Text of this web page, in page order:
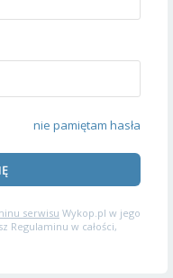
nie pamiętam hasła
serwisu Wykop.pl w jego
Regulaminu w całości,